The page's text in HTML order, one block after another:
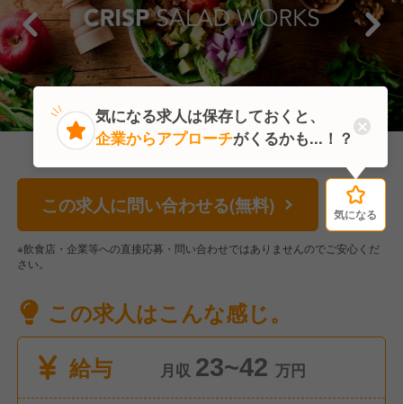
この求人に問い合わせる(無料) 気になる
※飲食店・企業等への直接応募・問い合わせではありませんのでご安心くだ
さい。
この求人はこんな感じ。
給与
月収 23~42 万円
気になる
気になる求人は保存しておくと、
企業からアプローチがくるかも...！？